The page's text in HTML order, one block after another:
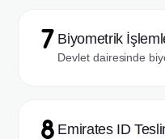
Biyometrik
Devlet dairesinde
Emirates ID